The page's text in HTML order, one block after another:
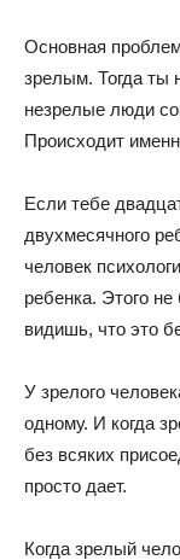
Основная
зрелым. Тогда ты
незрелые люди
Происходит
Если тебе
двухмесячного
человек
ребенка. Этого
видишь, что это
У зрелого
одному. И когда
без всяких
просто дает.
Когда зрелый